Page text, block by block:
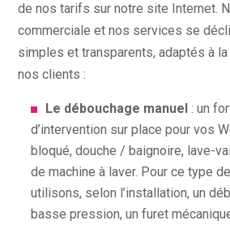
de nos tarifs sur notre site Internet.
commerciale et nos services se
simples et transparents, adaptés à
nos clients :
Le débouchage manuel : un
d’intervention sur place pour vos
bloqué, douche / baignoire, lave-
de machine à laver. Pour ce type
utilisons, selon l’installation, un
basse pression, un furet